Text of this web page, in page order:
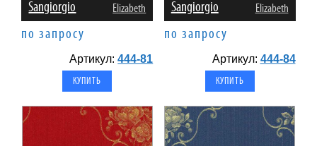
Sangiorgio Elizabeth
по запросу
Артикул:444-81
Sangiorgio Elizabeth
по запросу
Артикул: 444-84